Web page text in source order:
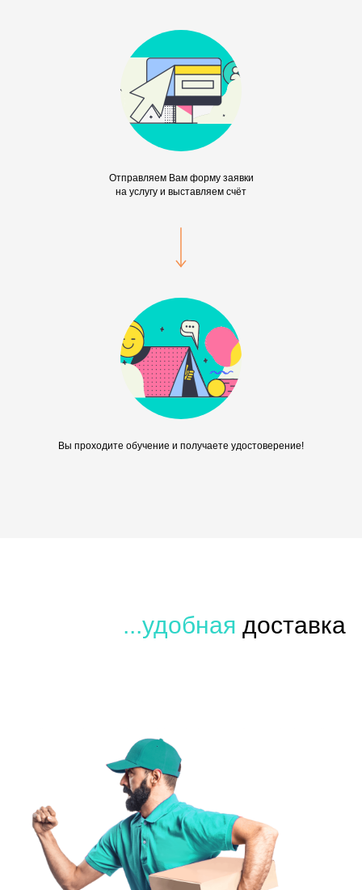
Отправляем Вам форму заявки
на услугу и выставляем счёт
Вы проходите обучение и получаете удостоверение!
...удобная доставка